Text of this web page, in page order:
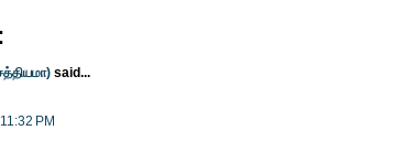
said...
PM